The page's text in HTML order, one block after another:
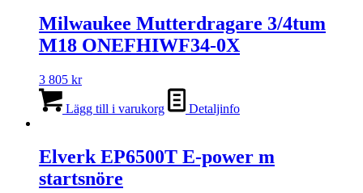
Milwaukee Mutterdragare 3/4tum
M18 ONEFHIWF34-0X
3 805 kr
Lägg till i varukorg Detaljinfo
Elverk EP6500T E-power m
startsnöre